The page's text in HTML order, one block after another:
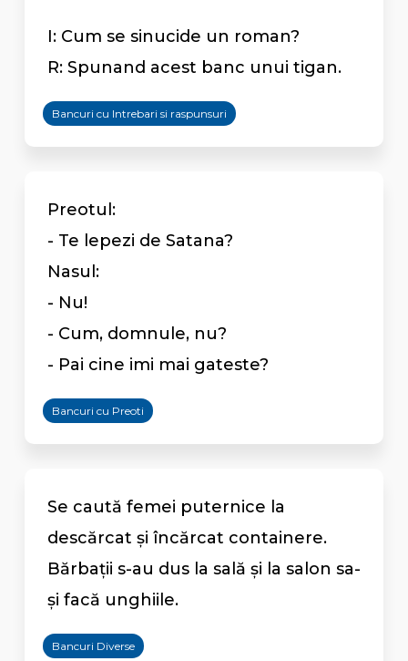
I: Cum se sinucide un roman?
R: Spunand acest banc unui tigan.
Bancuri cu Intrebari si raspunsuri
Preotul:
- Te lepezi de Satana?
Nasul:
- Nu!
- Cum, domnule, nu?
- Pai cine imi mai gateste?
Bancuri cu Preoti
Se caută femei puternice la
descărcat și încărcat containere.
Bărbații s-au dus la sală și la salon sa-
și facă unghiile.
Bancuri Diverse